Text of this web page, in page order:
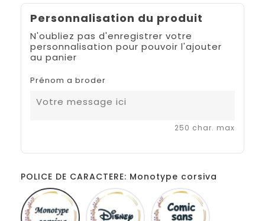
Personnalisation du produit
N'oubliez pas d'enregistrer votre
personnalisation pour pouvoir l'ajouter
au panier
Prénom a broder
250 char. max
POLICE DE CARACTERE: Monotype corsiva
Monotype
corsiva
Disney